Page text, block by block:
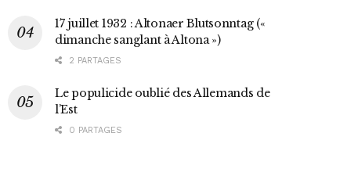
17 juillet 1932 : Altonaer Blutsonntag («
dimanche sanglant à Altona »)
2 PARTAGES
Le populicide oublié des Allemands de
l’Est
0 PARTAGES